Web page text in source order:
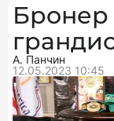
Бронер
А. Панчин
12.05.2023 10:45